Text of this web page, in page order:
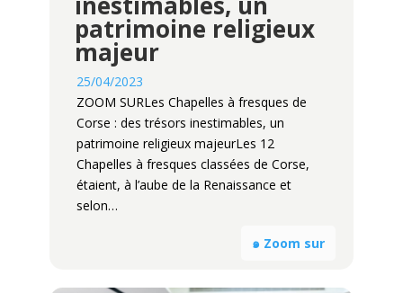
patrimoine religieux
majeur
25/04/2023
ZOOM SURLes Chapelles à fresques de
Corse : des trésors inestimables, un
patrimoine religieux majeurLes 12
Chapelles à fresques classées de Corse,
étaient, à l’aube de la Renaissance et
selon…
๑ Zoom sur